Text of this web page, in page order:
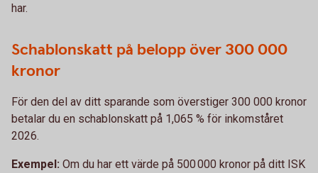
har.
Schablonskatt på belopp över 300 000
kronor
För den del av ditt sparande som överstiger 300 000 kronor
betalar du en schablonskatt på 1,065 % för inkomståret
2026.
Exempel: Om du har ett värde på 500 000 kronor på ditt ISK